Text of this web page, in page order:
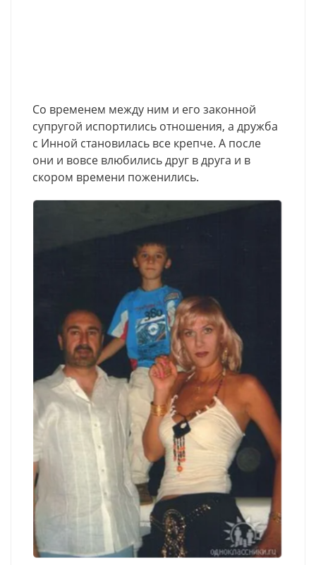
Со временем между ним и его законной
супругой испортились отношения, а дружба
с Инной становилась все крепче. А после
они и вовсе влюбились друг в друга и в
скором времени поженились.